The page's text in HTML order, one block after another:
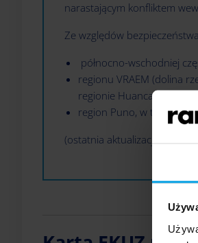
narastającym konfliktem
Ze względów
północno-wschodniej
regionu VRAEM (dolina
regionie Huancavelica,
region Puno, w tym
(ostatnia aktualizacja: